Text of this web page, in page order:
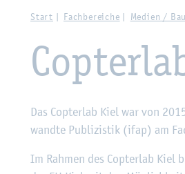
Start Fach­be­rei­che Me­di­en /
Das Cop­ter­lab Kiel war von
wand­te Pu­bli­zis­tik (ifap) am
Im Rah­men des Cop­ter­lab Kiel